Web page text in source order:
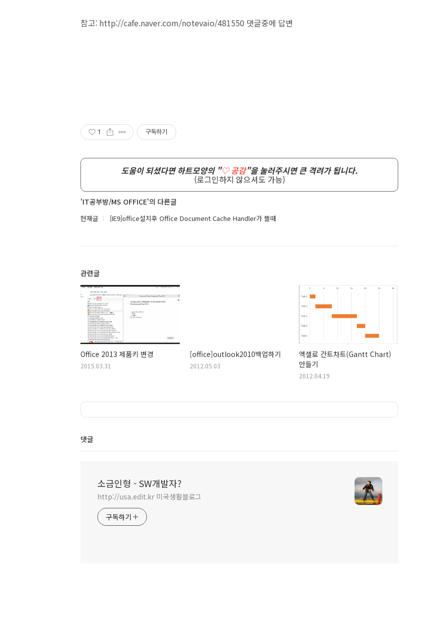
참고: http://cafe.naver.com/notevaio/481550 댓글중에 답변
1 구독하기
도움이 되셨다면 하트모양의 "♡ 공감"을 눌러주시면 큰 격려가 됩니다.
(로그인하지 않으셔도 가능)
'IT공부방/MS OFFICE'의 다른글
현재글 [IE9]office설치후 Office Document Cache Handler가 뜰때
관련글
Office 2013 제품키 변경
2015.03.31
[office]outlook2010백업하기
2012.05.03
엑셀로 간트차트(Gantt Chart)
만들기
2012.04.19
댓글
소금인형 - SW개발자?
http://usa.edit.kr 미국생활블로그
구독하기